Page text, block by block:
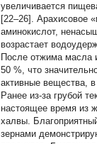
увеличивается
[22–26]. Арахисовое
аминокислот,
возрастает
После отжима масла
50 %, что
активные вещества,
Ранее из-за грубой
настоящее время из
халвы.
зернами